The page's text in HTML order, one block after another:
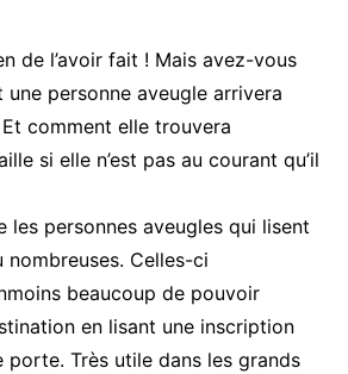
de l’avoir fait ! Mais avez-vous
une personne aveugle arrivera
Et comment elle trouvera
si elle n’est pas au courant qu’il
les personnes aveugles qui lisent
nombreuses. Celles-ci
beaucoup de pouvoir
en lisant une inscription
porte. Très utile dans les grands